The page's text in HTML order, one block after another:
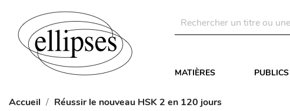
MATIÈRES PUBLICS
Accueil Réussir le nouveau HSK 2 en 120 jours